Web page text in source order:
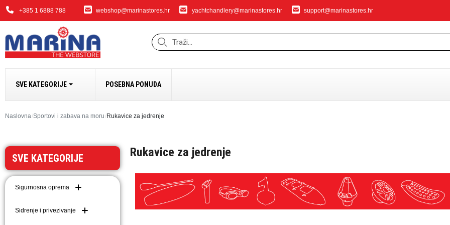
+385 1 6888 788 webshop@marinastores.hr yachtchandlery@marinastores.hr support@marinastores.hr
SVE KATEGORIJE
Sidrena vitla i dodaci
Sidra i dodaci
Dodaci za sidrenje i privezivanje
Lanci
POSEBNA PONUDA
Naslovna Sportovi i zabava na moru Rukavice za jedrenje
SVE KATEGORIJE
Sigurnosna oprema
Sidrenje i privezivanje
Rukavice za jedrenje